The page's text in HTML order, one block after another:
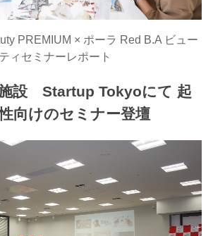
PREMIUM × ポーラ Red B.A ビュー
ティセミナーレポート
設 Startup Tokyoにて 起
向けのセミナー登壇